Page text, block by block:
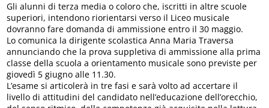
Gli alunni di terza media o coloro che, iscritti in altre scuole
superiori, intendono riorientarsi verso il Liceo musicale
dovranno fare domanda di ammissione entro il 30 maggio.
Lo comunica la dirigente scolastica Anna Maria Traversa
annunciando che la prova suppletiva di ammissione alla prima
classe della scuola a orientamento musicale sono previste per
giovedì 5 giugno alle 11.30.
L’esame si articolerà in tre fasi e sarà volto ad accertare il
livello di attitudini del candidato nell’educazione dell’orecchio,